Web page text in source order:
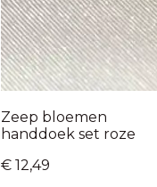
Zeep bloemen
handdoek set roze
€ 12,49